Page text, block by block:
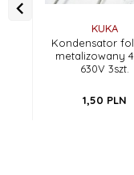
KUKA
Kondensator
metalizowany
630V 3szt.
1,50 PLN